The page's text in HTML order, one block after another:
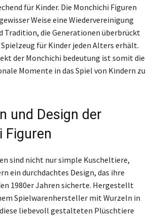
für Kinder. Die Monchichi Figuren
Weise eine Wiedervereinigung
Tradition, die Generationen überbrückt
Spielzeug für Kinder jeden Alters erhält.
der Monchichi bedeutung ist somit die
Momente in das Spiel von Kindern zu
und Design der
Figuren
sind nicht nur simple Kuscheltiere,
ein durchdachtes Design, das ihre
1980er Jahren sicherte. Hergestellt
Spielwarenhersteller mit Wurzeln in
liebevoll gestalteten Plüschtiere